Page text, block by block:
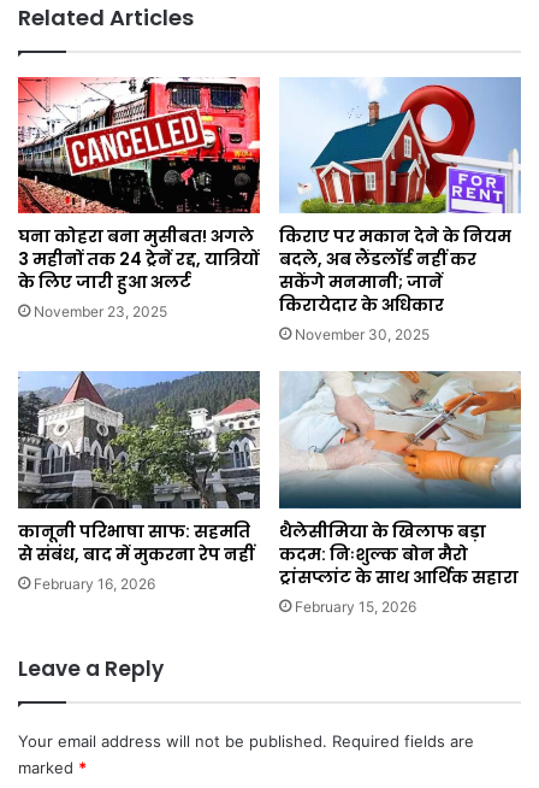
Related Articles
घना कोहरा बना मुसीबत! अगले
3 महीनों तक 24 ट्रेनें रद्द, यात्रियों
के लिए जारी हुआ अलर्ट
November 23, 2025
किराए पर मकान देने के नियम
बदले, अब लैंडलॉर्ड नहीं कर
सकेंगे मनमानी; जानें
किरायेदार के अधिकार
November 30, 2025
कानूनी परिभाषा साफ: सहमति
से संबंध, बाद में मुकरना रेप नहीं
February 16, 2026
थैलेसीमिया के खिलाफ बड़ा
कदम: निःशुल्क बोन मैरो
ट्रांसप्लांट के साथ आर्थिक सहारा
February 15, 2026
Leave a Reply
Your email address will not be published. Required fields are
marked *